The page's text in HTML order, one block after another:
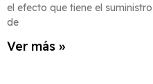
el efecto que tiene el suministro
de
Ver más »